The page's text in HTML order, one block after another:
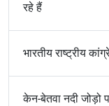
रहे हैं
भारतीय राष्ट्रीय
केन-बेतवा नदी जोड़ो